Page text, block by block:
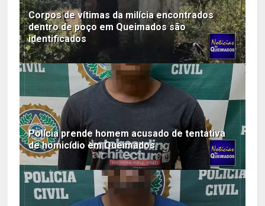
Corpos de vítimas da milícia encontrados
dentro de poço em Queimados são
identificados
Polícia prende homem acusado de tentativa
de homicídio em Queimados